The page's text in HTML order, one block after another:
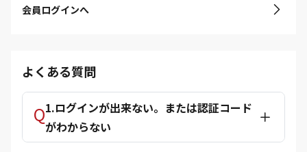
会員ログインへ
よくある質問
1.ログインが出来ない。または認証コード
がわからない